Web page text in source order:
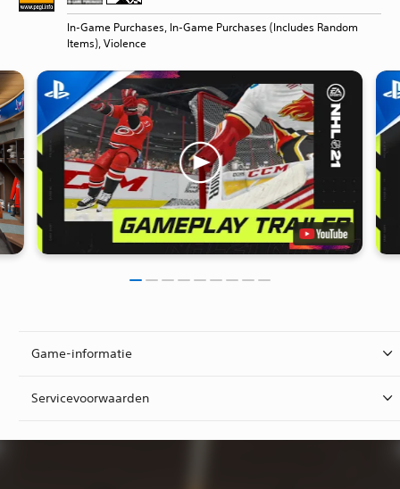
In-Game Purchases, In-Game Purchases (Includes Random
Items), Violence
Game-informatie
Servicevoorwaarden